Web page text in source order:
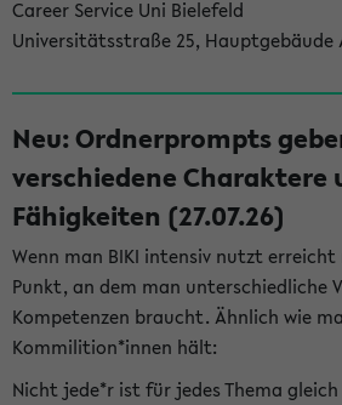
Career Service Uni Bielefeld
Universitätsstraße 25, Hauptgebäude
Neu: Ordnerprompts
verschiedene Charaktere
Fähigkeiten (27.07.26)
Wenn man BIKI intensiv nutzt erreicht
Punkt, an dem man unterschiedliche
Kompetenzen braucht. Ähnlich wie
Kommilition*innen hält:
Nicht jede*r ist für jedes Thema